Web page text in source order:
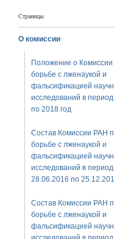
Страницы
О комиссии
Положение о
борьбе с лженаукой и
фальсификацией
исследований в
по 2018 год
Состав Комиссии РАН
борьбе с лженаукой и
фальсификацией
исследований в
28.06.2016 по
Состав Комиссии РАН
борьбе с лженаукой и
фальсификацией